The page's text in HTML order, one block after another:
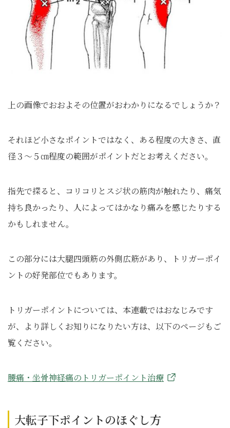
上の画像でおおよその位置がおわかりになるでしょうか？
それほど小さなポイントではなく、ある程度の大きさ、直
径３～５㎝程度の範囲がポイントだとお考えください。
指先で探ると、コリコリとスジ状の筋肉が触れたり、痛気
持ち良かったり、人によってはかなり痛みを感じたりする
かもしれません。
この部分には大腿四頭筋の外側広筋があり、トリガーポイ
ントの好発部位でもあります。
トリガーポイントについては、本連載ではおなじみです
が、より詳しくお知りになりたい方は、以下のページもご
覧ください。
腰痛・坐骨神経痛のトリガーポイント治療
大転子下ポイントのほぐし方